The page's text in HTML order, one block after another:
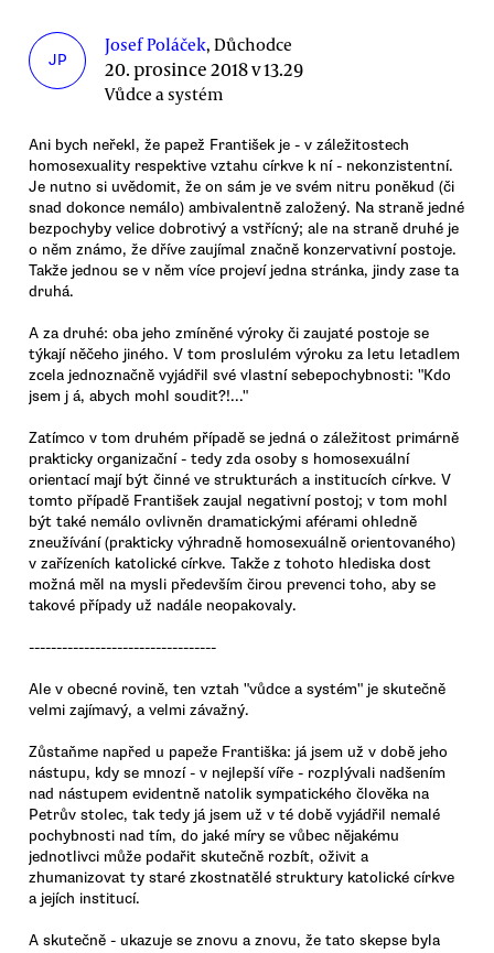
JP
Josef Poláček, Důchodce
20. prosince 2018 v 13.29
Vůdce a systém
Ani bych neřekl, že papež František je - v záležitostech
homosexuality respektive vztahu církve k ní - nekonzistentní.
Je nutno si uvědomit, že on sám je ve svém nitru poněkud (či
snad dokonce nemálo) ambivalentně založený. Na straně jedné
bezpochyby velice dobrotivý a vstřícný; ale na straně druhé je
o něm známo, že dříve zaujímal značně konzervativní postoje.
Takže jednou se v něm více projeví jedna stránka, jindy zase ta
druhá.
A za druhé: oba jeho zmíněné výroky či zaujaté postoje se
týkají něčeho jiného. V tom proslulém výroku za letu letadlem
zcela jednoznačně vyjádřil své vlastní sebepochybnosti: "Kdo
jsem j á, abych mohl soudit?!..."
Zatímco v tom druhém případě se jedná o záležitost primárně
prakticky organizační - tedy zda osoby s homosexuální
orientací mají být činné ve strukturách a institucích církve. V
tomto případě František zaujal negativní postoj; v tom mohl
být také nemálo ovlivněn dramatickými aférami ohledně
zneužívání (prakticky výhradně homosexuálně orientovaného)
v zařízeních katolické církve. Takže z tohoto hlediska dost
možná měl na mysli především čirou prevenci toho, aby se
takové případy už nadále neopakovaly.
----------------------------------
Ale v obecné rovině, ten vztah "vůdce a systém" je skutečně
velmi zajímavý, a velmi závažný.
Zůstaňme napřed u papeže Františka: já jsem už v době jeho
nástupu, kdy se mnozí - v nejlepší víře - rozplývali nadšením
nad nástupem evidentně natolik sympatického člověka na
Petrův stolec, tak tedy já jsem už v té době vyjádřil nemalé
pochybnosti nad tím, do jaké míry se vůbec nějakému
jednotlivci může podařit skutečně rozbít, oživit a
zhumanizovat ty staré zkostnatělé struktury katolické církve
a jejích institucí.
A skutečně - ukazuje se znovu a znovu, že tato skepse byla